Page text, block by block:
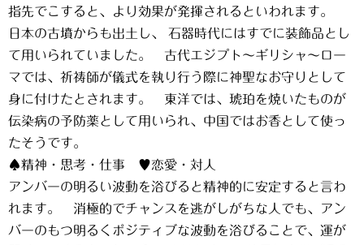
指先でこすると、より効果が発揮されるといわれます。
日本の古墳からも出土し、 石器時代にはすでに装飾品とし
て用いられていました。 古代エジプト～ギリシャ～ロー
マでは、祈祷師が儀式を執り行う際に神聖なお守りとして
身に付けたとされます。 東洋では、琥珀を焼いたものが
伝染病の予防薬として用いられ、中国ではお香として使っ
たそうです。
♠精神・思考・仕事 ♥恋愛・対人
アンバーの明るい波動を浴びると精神的に安定すると言わ
れます。 消極的でチャンスを逃がしがちな人でも、アン
バーのもつ明るくポジティブな波動を浴びることで、運が